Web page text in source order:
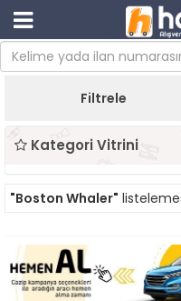
Filtrele
Kategori Vitrini
"Boston Whaler"